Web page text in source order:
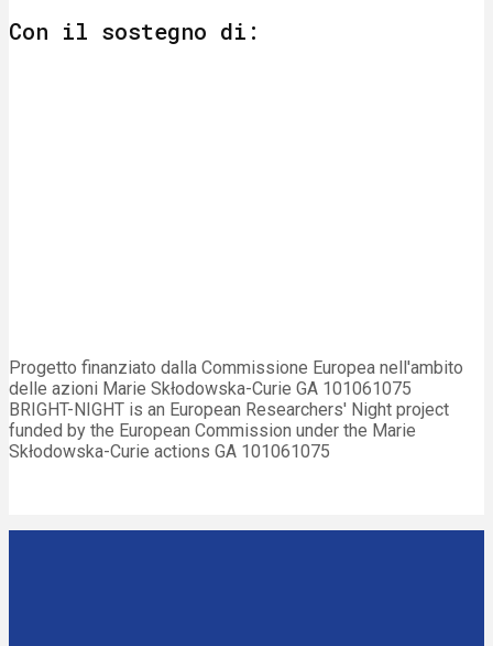
Con il sostegno di:
Progetto finanziato dalla Commissione Europea nell'ambito
delle azioni Marie Skłodowska-Curie GA 101061075
BRIGHT-NIGHT is an European Researchers' Night project
funded by the European Commission under the Marie
Skłodowska-Curie actions GA 101061075